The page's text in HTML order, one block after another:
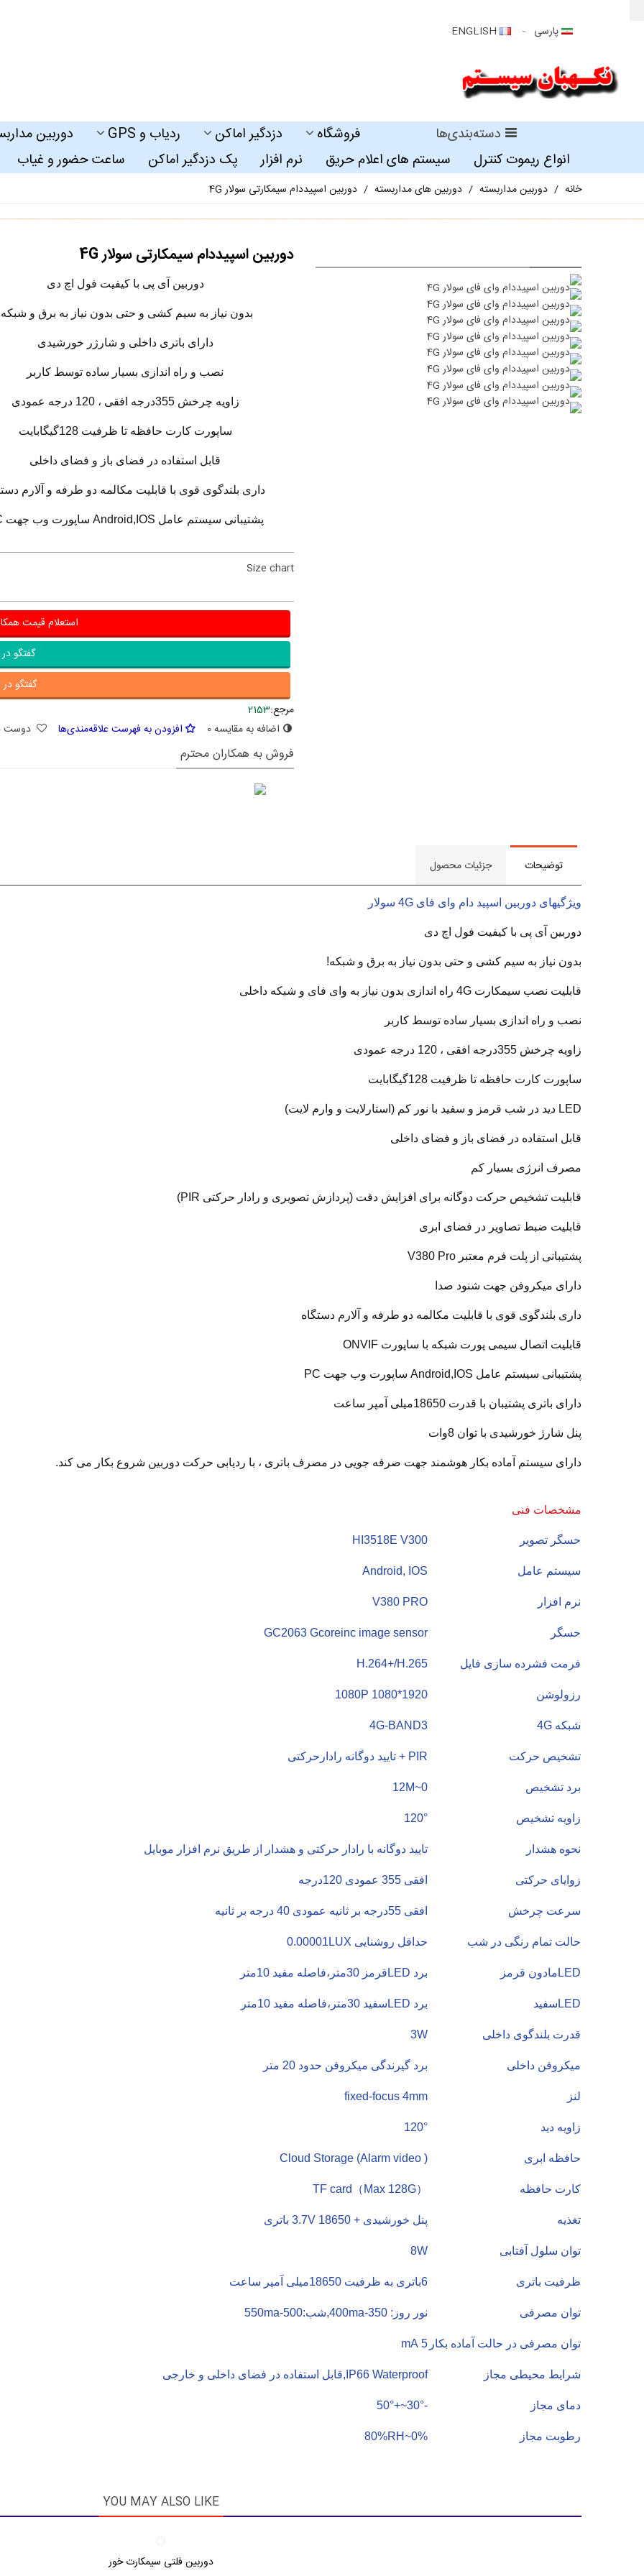
پارسی ENGLISH
دسته‌بندی‌ها فروشگاه دزدگیر اماکن ردیاب و GPS دوربین
انواع ریموت کنترل
سیستم های اعلام حریق نرم افزار پک دزدگیر اماکن ساعت حضور و غیاب
خانه / دوربین مداربسته / دوربین های مداربسته / دوربین اسپیددام سیمکارتی سولار 4G
دوربین اسپیددام سیمکارتی سولار 4G
دوربین آی پی با کیفیت فول اچ دی
بدون نیاز به سیم کشی و حتی بدون نیاز به برق و
دارای باتری داخلی و شارژر خورشیدی
نصب و راه اندازی بسیار ساده توسط کاربر
زاویه چرخش 355درجه افقی ، 120 درجه عمودی
ساپورت کارت حافظه تا ظرفیت 128گیگابایت
قابل استفاده در فضای باز و فضای داخلی
داری بلندگوی قوی با قابلیت مکالمه دو طرفه و آلارم
پشتیبانی سیستم عامل Android,IOS ساپورت وب جهت PC
Size chart
استعلام قیمت
گفتگو در
گفتگو در
مرجع:2153
اضافه به مقایسه0 افزودن به فهرست علاقه‌مندی‌ها دوست
فروش به همکاران محترم
توضیحات جزئیات محصول
ویژگیهای دوربین اسپید دام وای فای 4G سولار
دوربین آی پی با کیفیت فول اچ دی
بدون نیاز به سیم کشی و حتی بدون نیاز به برق و شبکه!
قابلیت نصب سیمکارت 4G راه اندازی بدون نیاز به وای فای و شبکه داخلی
نصب و راه اندازی بسیار ساده توسط کاربر
زاویه چرخش 355درجه افقی ، 120 درجه عمودی
ساپورت کارت حافظه تا ظرفیت 128گیگابایت
LED دید در شب قرمز و سفید با نور کم (استارلایت و وارم لایت)
قابل استفاده در فضای باز و فضای داخلی
مصرف انرژی بسیار کم
قابلیت تشخیص حرکت دوگانه برای افزایش دقت (پردازش تصویری و رادار حرکتی PIR)
قابلیت ضبط تصاویر در فضای ابری
پشتیبانی از پلت فرم معتبر V380 Pro
دارای میکروفن جهت شنود صدا
داری بلندگوی قوی با قابلیت مکالمه دو طرفه و آلارم دستگاه
قابلیت اتصال سیمی پورت شبکه با ساپورت ONVIF
پشتیبانی سیستم عامل Android,IOS ساپورت وب جهت PC
دارای باتری پشتیبان با قدرت 18650میلی آمپر ساعت
پنل شارژ خورشیدی با توان 8وات
دارای سیستم آماده بکار هوشمند جهت صرفه جویی در مصرف باتری ، با ردیابی حرکت دوربین شروع بکار می کند.
مشخصات فنی
حسگر تصویر HI3518E V300
سیستم عامل Android, IOS
نرم افزار V380 PRO
حسگر GC2063 Gcoreinc image sensor
فرمت فشرده سازی فایل H.264+/H.265
رزولوشن 1920*1080 1080P
شبکه 4G 4G-BAND3
تشخیص حرکت PIR + تایید دوگانه رادارحرکتی
برد تشخیص 0~12M
زاویه تشخیص 120°
نحوه هشدار تایید دوگانه با رادار حرکتی و هشدار از طریق نرم افزار موبایل
زوایای حرکتی افقی 355 عمودی 120درجه
سرعت چرخش افقی 55درجه بر ثانیه عمودی 40 درجه بر ثانیه
حالت تمام رنگی در شب حداقل روشنایی 0.00001LUX
LEDمادون قرمز برد LEDقرمز 30متر،فاصله مفید 10متر
LEDسفید برد LEDسفید 30متر،فاصله مفید 10متر
قدرت بلندگوی داخلی 3W
میکروفن داخلی برد گیرندگی میکروفن حدود 20 متر
لنز fixed-focus 4mm
زاویه دید 120°
حافظه ابری Cloud Storage (Alarm video )
کارت حافظه TF card（Max 128G）
تغذیه پنل خورشیدی + 3.7V 18650 باتری
توان سلول آفتابی 8W
ظرفیت باتری 6باتری به ظرفیت 18650میلی آمپر ساعت
توان مصرفی نور روز: 350-400ma,شب:500-550ma
توان مصرفی در حالت آماده بکار 5 mA
شرایط محیطی مجاز IP66 Waterproof,قابل استفاده در فضای داخلی و خارجی
دمای مجاز -30°~+50°
رطوبت مجاز 0%~80%RH
YOU MAY ALSO LIKE
دوست داشتن
دوربین فلتی سیمکارت خور